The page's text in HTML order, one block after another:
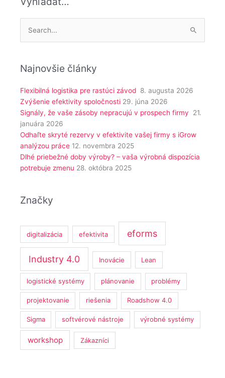
Vyhľadať:
Najnovšie články
Flexibilná logistika pre rastúci závod 8. augusta 2026
Zvýšenie efektivity spoločnosti 29. júna 2026
Signály, že vaše zásoby nepracujú v prospech firmy
21.
januára 2026
Odhaľte skryté rezervy v efektivite vašej firmy s iGrow
analýzou práce 12. novembra 2025
Dlhé priebežné doby výroby? – vaša výrobná dispozícia
potrebuje zmenu 28. októbra 2025
Značky
digitalizácia efektivita eforms
Industry 4.0 Inovácie Lean
logistické systémy plánovanie problémy
projektovanie riešenia Roadshow 4.0
Sigma softvérové nástroje výrobné systémy
workshop Zákazníci